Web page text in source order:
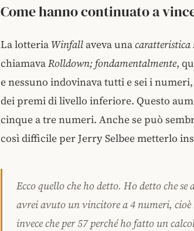
Come hanno continuato a
La lotteria Winfall aveva unacaratteristica
chiamavaRolldown; fondamentalmente,
e nessuno indovinava tutti e sei i
dei premi di livello inferiore. Questo
cinque a tre numeri. Anche se può
così difficile per Jerry Selbee metterlo
Ecco quello che ho detto. Ho detto che
avrei avuto un vincitore a 4 numeri,
invece che per 57 perché ho fatto un